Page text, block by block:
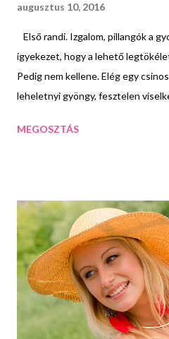
augusztus 10, 2016
Első randi. Izgalom, pillangók a
igyekezet, hogy a lehető
Pedig nem kellene. Elég egy
leheletnyi gyöngy, fesztelen
inkább próbálj meg minél többet
gyuru.html Táska: Paco Rabanne
MEGOSZTÁS